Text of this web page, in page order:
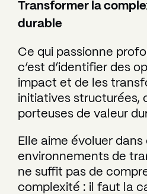
Transformer la
durable
Ce qui passionne
c’est d’identifier des
impact et de les
initiatives structurées,
porteuses de valeur
Elle aime évoluer dans
environnements de
ne suffit pas de
complexité : il faut la